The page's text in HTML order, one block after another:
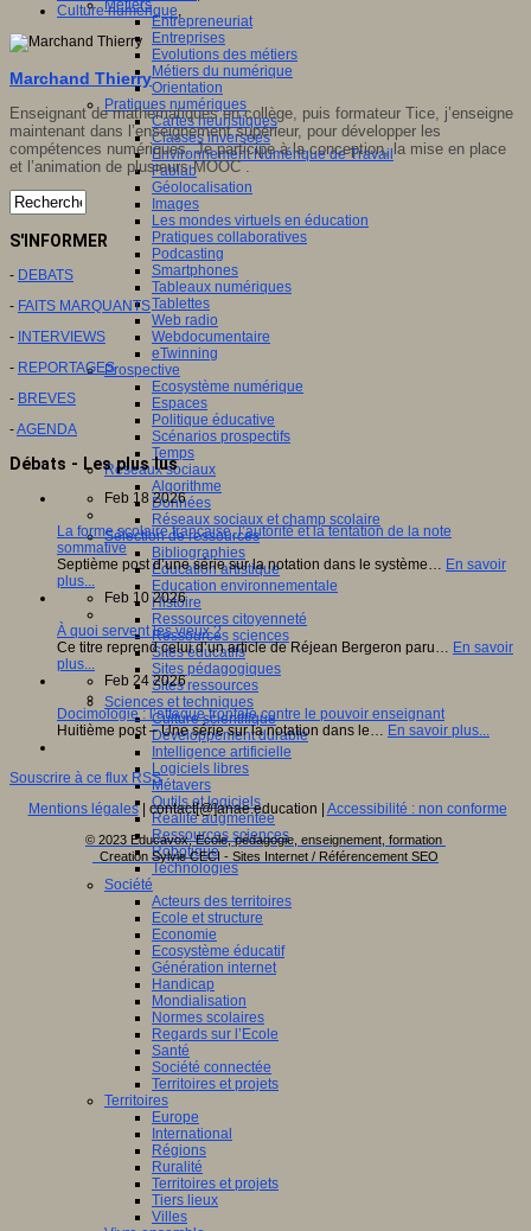
Métiers
Entrepreneuriat
Entreprises
Evolutions des métiers
Métiers du numérique
Orientation
Pratiques numériques
Cartes heuristiques
Classes inversées
Environnement Numérique de Travail
Fablab
Géolocalisation
Images
Les mondes virtuels en éducation
Pratiques collaboratives
Podcasting
Smartphones
Tableaux numériques
Tablettes
Web radio
Webdocumentaire
eTwinning
Prospective
Ecosystème numérique
Espaces
Politique éducative
Scénarios prospectifs
Temps
Réseaux sociaux
Algorithme
Données
Réseaux sociaux et champ scolaire
Sélection de ressources
Bibliographies
Education artistique
Education environnementale
Histoire
Ressources citoyenneté
Ressources sciences
Sites éducatifs
Sites pédagogiques
Sites ressources
Sciences et techniques
Culture scientifique
Développement durable
Intelligence artificielle
Logiciels libres
Métavers
Outils et logiciels
Réalité augmentée
Ressources sciences
Robotique
Technologies
Société
Acteurs des territoires
Ecole et structure
Economie
Ecosystème éducatif
Génération internet
Handicap
Mondialisation
Normes scolaires
Regards sur l’Ecole
Santé
Société connectée
Territoires et projets
Territoires
Europe
International
Régions
Ruralité
Territoires et projets
Tiers lieux
Villes
Culture numérique,
Marchand Thierry
Enseignant de mathématiques en collège, puis formateur Tice, j’enseigne
maintenant dans l’enseignement supérieur, pour développer les
compétences numériques. Je participe à la conception, la mise en place
et l’animation de plusieurs MOOC .
S'INFORMER
- DEBATS
- FAITS MARQUANTS
- INTERVIEWS
- REPORTAGES
- BREVES
-AGENDA
Débats - Les plus lus
Feb 18 2026
La forme scolaire française, l’autorité et la tentation de la note
sommative
Septième post d’une série sur la notation dans le système… En savoir
plus...
Feb 10 2026
À quoi servent les vieux ?
Ce titre reprend celui d’un article de Réjean Bergeron paru… En savoir
plus...
Feb 24 2026
Docimologie : l’attaque frontale contre le pouvoir enseignant
Huitième post – Une série sur la notation dans le… En savoir plus...
Souscrire à ce flux RSS
Mentions légales| contact[@]anae.education | Accessibilité : non conforme
© 2023 Educavox, Ecole, pédagogie, enseignement, formation
Creation Sylvie CECI - Sites Internet / Référencement SEO